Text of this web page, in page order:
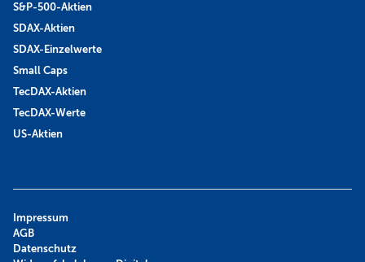
S&P-500-Aktien
SDAX-Aktien
SDAX-Einzelwerte
Small Caps
TecDAX-Aktien
TecDAX-Werte
US-Aktien
Impressum
AGB
Datenschutz